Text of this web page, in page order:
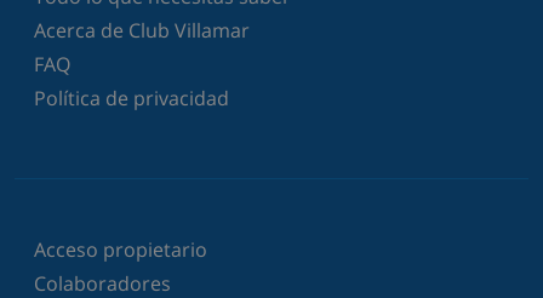
Acerca de Club Villamar
FAQ
Política de privacidad
Acceso propietario
Colaboradores